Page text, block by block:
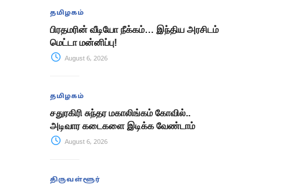
தமிழகம்
பிரதமரின் வீடியோ நீக்கம்… இந்திய அரசிடம்
மெட்டா மன்னிப்பு!
August 6, 2026
தமிழகம்
சதுரகிரி சுந்தர மகாலிங்கம் கோவில்..
அடிவார கடைகளை இடிக்க வேண்டாம்
August 6, 2026
திருவள்ளூர்